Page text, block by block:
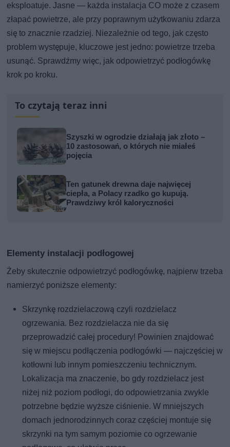
eksploatuje. Jasne — każda instalacja CO może z czasem
złapać powietrze, ale przy poprawnym użytkowaniu zdarza
się to znacznie rzadziej. Niezależnie od tego, jak często
problem występuje, kluczowe jest jedno: powietrze trzeba
usunąć. Sprawdźmy więc, jak odpowietrzyć podłogówkę
krok po kroku.
To czytają teraz inni
Szyszki w ogrodzie działają jak złoto –
10 zastosowań, o których nie miałeś
pojęcia
Ten gatunek drewna daje najwięcej
ciepła, a Polacy rzadko go kupują.
Prawdziwy król kaloryczności
Elementy instalacji podłogowej
Żeby skutecznie odpowietrzyć podłogówkę, najpierw trzeba
namierzyć poniższe elementy:
Skrzynkę rozdzielaczową czyli rozdzielacz
ogrzewania. Bez rozdzielacza nie da się
przeprowadzić całej procedury! Powinien znajdować
się w miejscu podłączenia podłogówki — najczęściej w
kotłowni lub innym pomieszczeniu technicznym.
Lokalizacja ma znaczenie, bo gdy rozdzielacz jest
niżej niż poziom podłogi, do odpowietrzania zwykle
potrzebne będzie wyższe ciśnienie. W mniejszych
domach jednorodzinnych coraz częściej montuje się
skrzynki na tym samym poziomie co ogrzewanie